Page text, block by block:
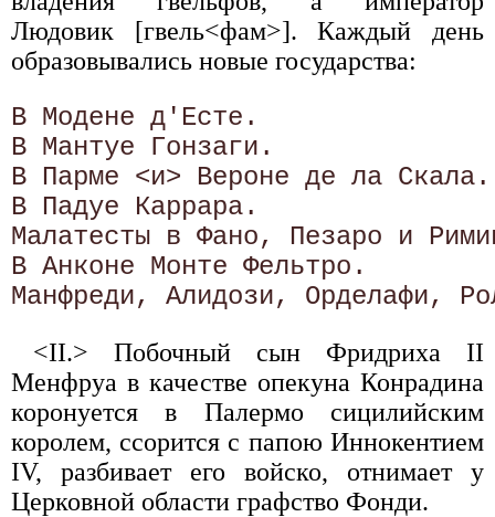
Людовик [гвель<фам>]. Каждый день
образовывались новые государства:
В Модене д'Есте.
В Мантуе Гонзаги.
В Парме <и> Вероне де ла Скала.
В Падуе Каррара.
Малатесты в Фано, Пезаро и
В Анконе Монте Фельтро.
<II.> Побочный сын Фридриха II
Менфруа в качестве опекуна Конрадина
коронуется в Палермо сицилийским
королем, ссорится с папою Иннокентием
IV, разбивает его войско, отнимает у
Церковной области графство Фонди.